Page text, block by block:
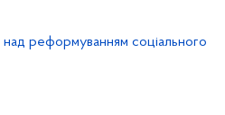
реформуванням соціального